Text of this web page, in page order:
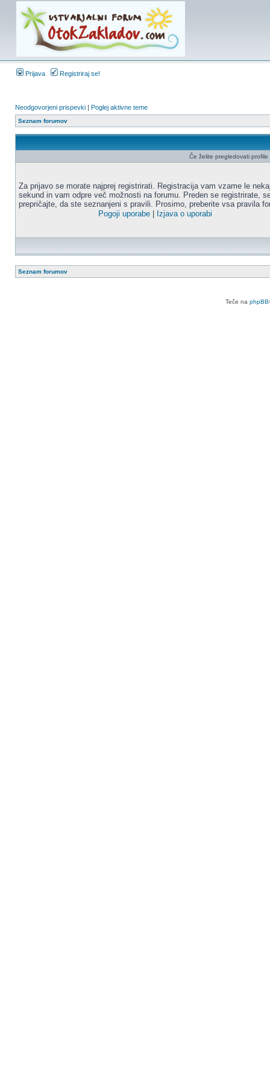
Prijava Registriraj se!
Neodgovorjeni prispevki | Poglej aktivne teme
Seznam forumov
Če želite pregledovati
Za prijavo se morate najprej registrirati. Registracija vam vzame le
sekund in vam odpre več možnosti na forumu. Preden se registrirate,
prepričajte, da ste seznanjeni s pravili. Prosimo, preberite vsa pravila
Pogoji uporabe
Izjava o uporabi
Seznam forumov
Teče na phpBB